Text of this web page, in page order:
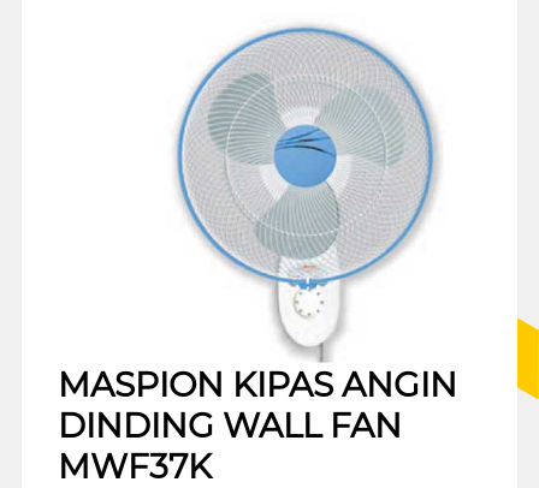
MASPION KIPAS ANGIN
DINDING WALL FAN
MWF37K